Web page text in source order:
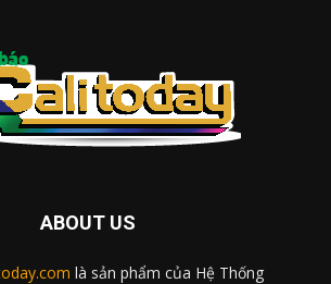
ABOUT US
là sản phẩm của Hệ Thống